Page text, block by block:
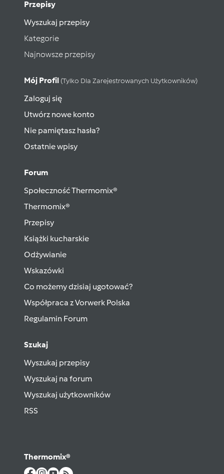
Przepisy
Wyszukaj przepisy
Kategorie
Najnowsze przepisy
Mój Profil (tylko Dla Zarejestrowanych Użytkowników)
Zaloguj się
Utwórz nowe konto
Nie pamiętasz hasła?
Ostatnie wpisy
Forum
Społeczność Thermomix®
Thermomix®
Przepisy
Książki kucharskie
Odżywianie
Wskazówki
Co możemy dzisiaj ugotować?
Współpraca z Vorwerk Polska
Regulamin Forum
Szukaj
Wyszukaj przepisy
Wyszukaj na forum
Wyszukaj użytkowników
RSS
Thermomix®